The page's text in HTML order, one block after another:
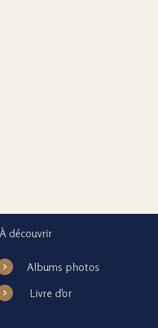
À découvrir
Albums photos
Livre d'or